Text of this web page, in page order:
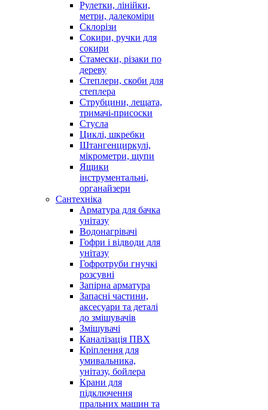
Рулетки, лінійки,
метри, далекоміри
Склорізи
Сокири, ручки для
сокири
Стамески, різаки по
дереву
Степлери, скоби для
степлера
Струбцини, лещата,
тримачі-присоски
Стусла
Циклі, шкребки
Штангенциркулі,
мікрометри, щупи
Ящики
інструментальні,
органайзери
Сантехніка
Арматура для бачка
унітазу
Водонагрівачі
Гофри і відводи для
унітазу
Гофротруби гнучкі
розсувні
Запірна арматура
Запасні частини,
аксесуари та деталі
до змішувачів
Змішувачі
Каналізація ПВХ
Кріплення для
умивальника,
унітазу, бойлера
Крани для
підключення
пральних машин та